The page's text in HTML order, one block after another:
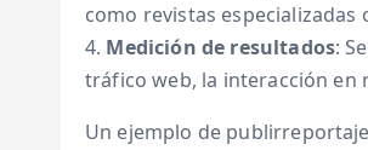
como revistas
4. Medición de resultados:
tráfico web, la interacción en
Un ejemplo de